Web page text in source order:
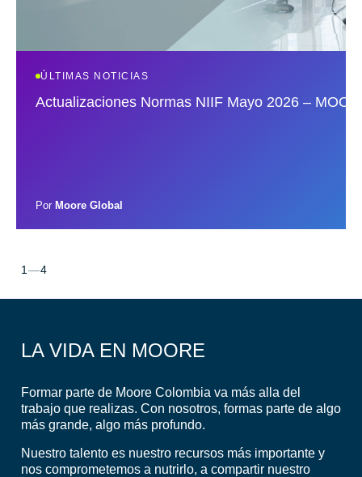
ÚLTIMAS NOTICIAS
Actualizaciones Normas NIIF Mayo 2026 –
Por Moore Global
1 —4
LA VIDA EN MOORE
Formar parte de Moore Colombia va más alla del
trabajo que realizas. Con nosotros, formas parte de algo
más grande, algo más profundo.
Nuestro talento es nuestro recursos más importante y
nos comprometemos a nutrirlo, a compartir nuestro